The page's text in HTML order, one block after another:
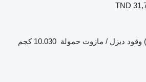
TND
وقود ديزل / مازوت حمولة 10.030 كجم